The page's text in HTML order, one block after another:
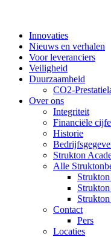
Innovaties
Nieuws en verhalen
Voor leveranciers
Veiligheid
Duurzaamheid
CO2-
Over ons
Integriteit
Financiële
Historie
Strukton
Alle
Contact
Pers
Locaties